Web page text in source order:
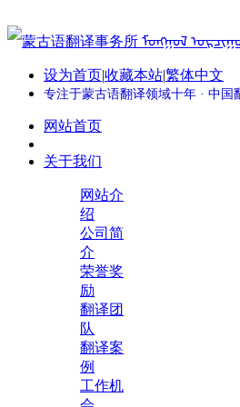
设为首页|收藏本站|繁体中文
专注于蒙古语翻译领域十年 · 中国
网站首页
关于我们
网站介
绍
公司简
介
荣誉奖
励
翻译团
队
翻译案
例
工作机